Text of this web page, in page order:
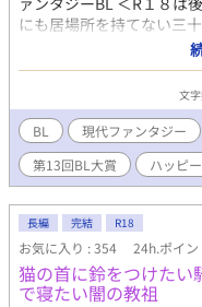
にも居場所を持てない三
らがら逃げ込んだのは
は、人を守る不思議な力
「いい大人がそんな生活
叩きつけられたのは救済
来、悠真の毎日は一変す
呂まで監視される――オカ
騒がしくも温かい。 守ら
かに構われる喜びを初め
陽向への感情が生まれる
た男が、“普通の生活”と“
も同時掲載中 ※転載・AI
文
BL 現代ファンタジー
第13回BL大賞
ハッピ
長編 完結 R18
お気に入り : 354 24h.ポイン
猫の首に鈴をつけたい
で寝たい闇の教祖